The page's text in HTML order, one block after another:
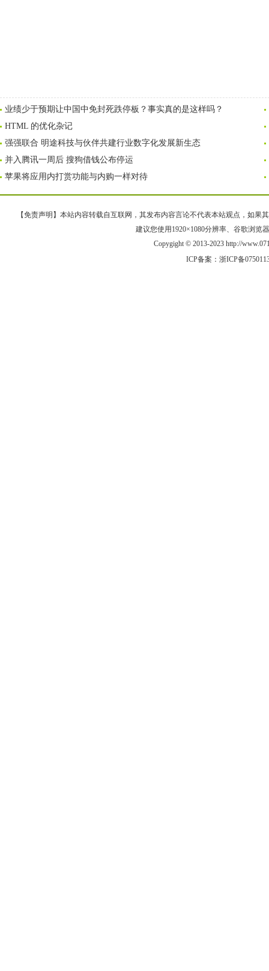
业绩少于预期让中国中免封死跌停板？事实真的是这样吗？
HTML 的优化杂记
强强联合 明途科技与伙伴共建行业数字化发展新生态
并入腾讯一周后 搜狗借钱公布停运
苹果将应用内打赏功能与内购一样对待
【免责声明】本站内容转载自互联网，其发布内容言论不代表本站观点，如果
建议您使用1920×1080分辨率、谷歌浏览
Copygight © 2013-2023 http://
ICP备案： 浙ICP备